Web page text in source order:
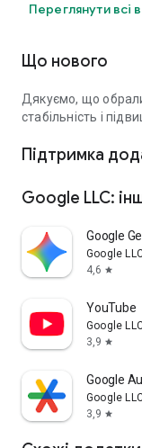
Переглянути всі
Що нового
Дякуємо, що
стабільність і
Підтримка
Google LLC:
Google
Google
4,6 star
YouTube
Google
3,9 star
Google
Google
3,9 star